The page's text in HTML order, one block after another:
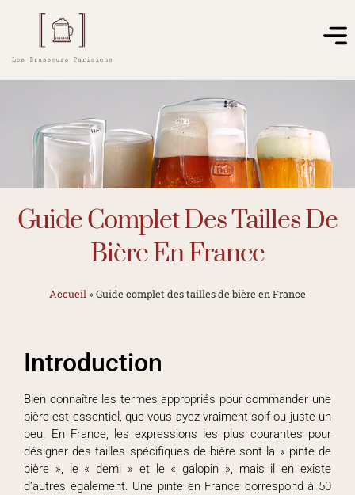
Guide Complet Des Tailles De
Bière En France
Accueil »Guide complet des tailles de bière en France
Introduction
Bien connaître les termes appropriés pour commander une
bière est essentiel, que vous ayez vraiment soif ou juste un
peu. En France, les expressions les plus courantes pour
désigner des tailles spécifiques de bière sont la « pinte de
bière », le « demi » et le « galopin », mais il en existe
d’autres également. Une pinte en France correspond à 50